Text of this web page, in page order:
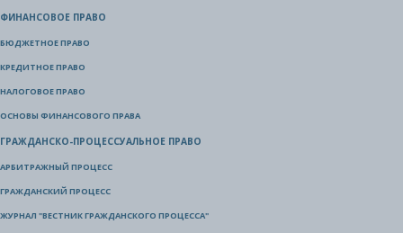
ФИНАНСОВОЕ ПРАВО
БЮДЖЕТНОЕ ПРАВО
КРЕДИТНОЕ ПРАВО
НАЛОГОВОЕ ПРАВО
ОСНОВЫ ФИНАНСОВОГО ПРАВА
ГРАЖДАНСКО-ПРОЦЕССУАЛЬНОЕ ПРАВО
АРБИТРАЖНЫЙ ПРОЦЕСС
ГРАЖДАНСКИЙ ПРОЦЕСС
ЖУРНАЛ "ВЕСТНИК ГРАЖДАНСКОГО ПРОЦЕССА"